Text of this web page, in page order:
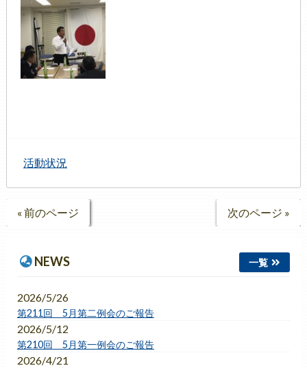
活動状況
« 前のページ 次のページ »
NEWS 一覧
2026/5/26
第211回 5月第二例会のご報告
2026/5/12
第210回 5月第一例会のご報告
2026/4/21